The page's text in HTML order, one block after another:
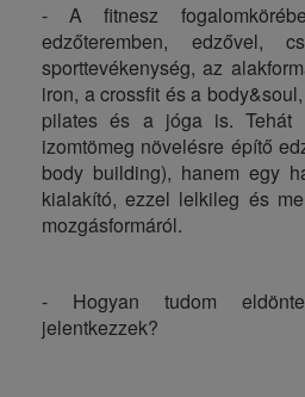
- A fitnesz
edzőteremben, edzővel,
sporttevékenység, az
iron, a crossfit és a
pilates és a jóga is. Tehát
izomtömeg növelésre építő
body building), hanem egy
kialakító, ezzel lelkileg és
mozgásformáról.
- Hogyan tudom
jelentkezzek?